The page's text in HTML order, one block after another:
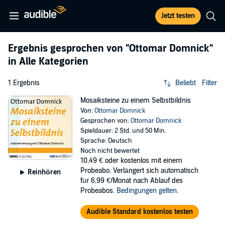
Jetzt testen
Ergebnis gesprochen von "Ottomar Domnick"
in Alle Kategorien
1 Ergebnis Beliebt Filter
Reinhören
Mosaiksteine zu einem Selbstbildnis
Von:Ottomar Domnick
Gesprochen von:Ottomar Domnick
Spieldauer: 2 Std. und 50 Min.
Sprache: Deutsch
Noch nicht bewertet
10,49 € oder kostenlos mit einem
Probeabo. Verlängert sich automatisch
für 6,99 €/Monat nach Ablauf des
Probeabos. Bedingungen gelten.
Audible Standard kostenlos testen